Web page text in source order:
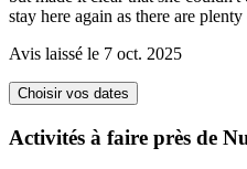
stay here again as there are
Avis laissé le 7 oct. 2025
Choisir vos dates
Activités à faire près de